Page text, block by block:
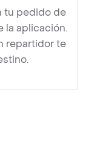
tu pedido de
la aplicación.
repartidor te